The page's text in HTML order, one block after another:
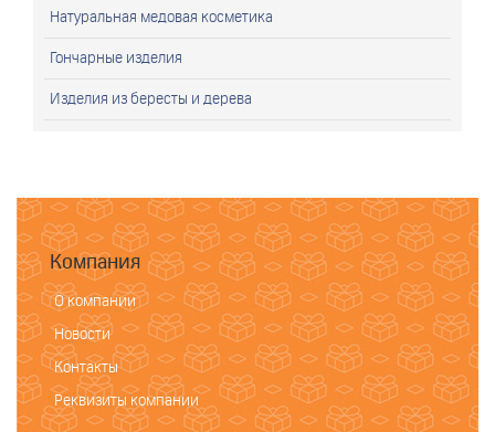
Натуральная медовая косметика
Гончарные изделия
Изделия из бересты и дерева
Компания
О компании
Новости
Контакты
Реквизиты компании